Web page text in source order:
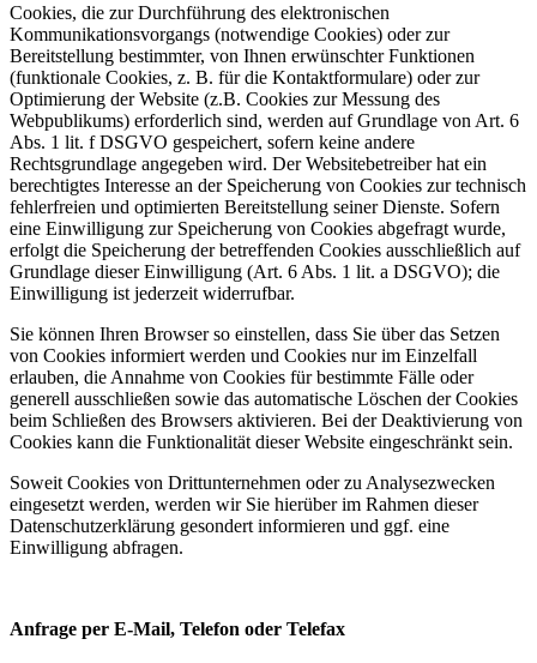
Cookies, die zur Durchführung des elektronischen
Kommunikationsvorgangs (notwendige Cookies) oder zur
Bereitstellung bestimmter, von Ihnen erwünschter Funktionen
(funktionale Cookies, z. B. für die Kontaktformulare) oder zur
Optimierung der Website (z.B. Cookies zur Messung des
Webpublikums) erforderlich sind, werden auf Grundlage von Art. 6
Abs. 1 lit. f DSGVO gespeichert, sofern keine andere
Rechtsgrundlage angegeben wird. Der Websitebetreiber hat ein
berechtigtes Interesse an der Speicherung von Cookies zur technisch
fehlerfreien und optimierten Bereitstellung seiner Dienste. Sofern
eine Einwilligung zur Speicherung von Cookies abgefragt wurde,
erfolgt die Speicherung der betreffenden Cookies ausschließlich auf
Grundlage dieser Einwilligung (Art. 6 Abs. 1 lit. a DSGVO); die
Einwilligung ist jederzeit widerrufbar.
Sie können Ihren Browser so einstellen, dass Sie über das Setzen
von Cookies informiert werden und Cookies nur im Einzelfall
erlauben, die Annahme von Cookies für bestimmte Fälle oder
generell ausschließen sowie das automatische Löschen der Cookies
beim Schließen des Browsers aktivieren. Bei der Deaktivierung von
Cookies kann die Funktionalität dieser Website eingeschränkt sein.
Soweit Cookies von Drittunternehmen oder zu Analysezwecken
eingesetzt werden, werden wir Sie hierüber im Rahmen dieser
Datenschutzerklärung gesondert informieren und ggf. eine
Einwilligung abfragen.
Anfrage per E-Mail, Telefon oder Telefax